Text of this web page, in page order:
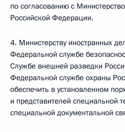
по согласованию с
Российской Федерации.
4. Министерству иностранных
Федеральной службе
Службе внешней разведки
Федеральной службе охраны
обеспечить в установленном
и представителей специальной
специальной документальной